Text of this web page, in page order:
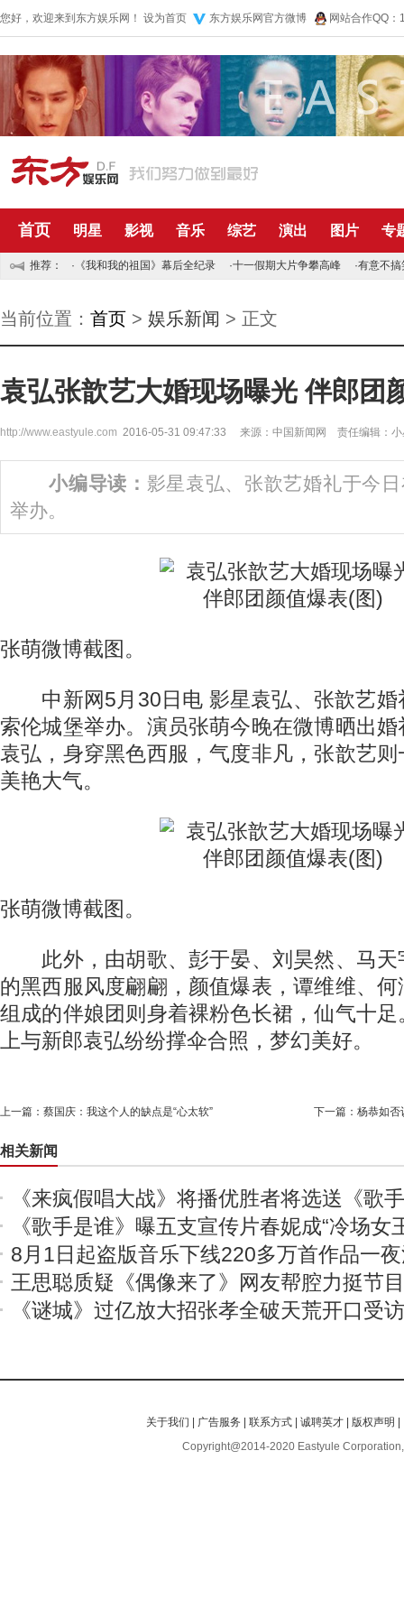
您好，欢迎来到东方娱乐网！ 设为首页 东方娱乐网官方微博 网站合作QQ
首页 明星 影视 音乐 综艺 演出 图片 专
推荐： · 《我和我的祖国》幕后全纪录 ·十一假期大片争攀高峰 ·有意不搞
当前位置： 首页 > 娱乐新闻 > 正文
袁弘张歆艺大婚现场曝光 伴郎团
http://www.eastyule.com 2016-05-31 09:47:33 来源：中国新闻网 责任编辑：小
小编导读： 影星袁弘、张歆艺婚礼于今
举办。
张萌微博截图。
中新网5月30日电 影星袁弘、张歆艺婚
索伦城堡举办。演员张萌今晚在微博晒出
袁弘，身穿黑色西服，气度非凡，张歆艺
美艳大气。
张萌微博截图。
此外，由胡歌、彭于晏、刘昊然、马天
的黑西服风度翩翩，颜值爆表，谭维维、
组成的伴娘团则身着裸粉色长裙，仙气十
上与新郎袁弘纷纷撑伞合照，梦幻美好。
上一篇： 蔡国庆：我这个人的缺点是“心太软” 下一篇： 杨恭如否
相关新闻
《来疯假唱大战》将播优胜者将选送《歌
《歌手是谁》曝五支宣传片春妮成“冷场女
8月1日起盗版音乐下线220多万首作品一
王思聪质疑《偶像来了》网友帮腔力挺节目
《谜城》过亿放大招张孝全破天荒开口受访
关于我们 广告服务 |联系方式 |诚聘英才 版权声明
Copyright@2014-2020 Eastyule